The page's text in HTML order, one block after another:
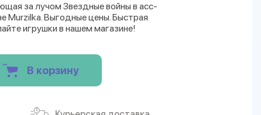
за лучом Звездные войны в асс-
Murzilka. Выгодные цены. Быстрая
игрушки в нашем магазине!
В корзину